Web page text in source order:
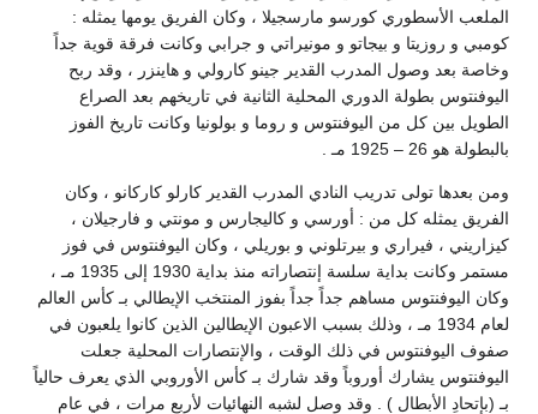
الأسطوري كورسو مارسجيلا ، وكان الفريق يومها يمثله :
و روزيتا و بيجاتو و مونيراتي و جرابي وكانت فرقة قوية جداً
بعد وصول المدرب القدير جينو كارولي و هاينزر ، وقد ربح
بطولة الدوري المحلية الثانية في تاريخهم بعد الصراع
بين كل من اليوفنتوس و روما و بولونيا وكانت تاريخ الفوز
هو 26 – 1925 مـ .
بعدها تولى تدريب النادي المدرب القدير كارلو كاركانو ، وكان
يمثله كل من : أورسي و كاليجارس و مونتي و فارجيلان ،
، فيراري و بيرتلوني و بوريلي ، وكان اليوفنتوس في فوز
مستمر وكانت بداية سلسة إنتصاراته منذ بداية 1930 إلى 1935 مـ ،
اليوفنتوس مساهم جداً جداً بفوز المنتخب الإيطالي بـ كأس العالم
لعام 1934 مـ ، وذلك بسبب الاعبون الإيطالين الذين كانوا يلعبون في
اليوفنتوس في ذلك الوقت ، والإنتصارات المحلية جعلت
يشارك أوروباً وقد شارك بـ كأس الأوروبي الذي يعرف حالياً
(بإتحادِ الأبطال ) . وقد وصل لشبه النهائيات لأربع مرات ، في عام